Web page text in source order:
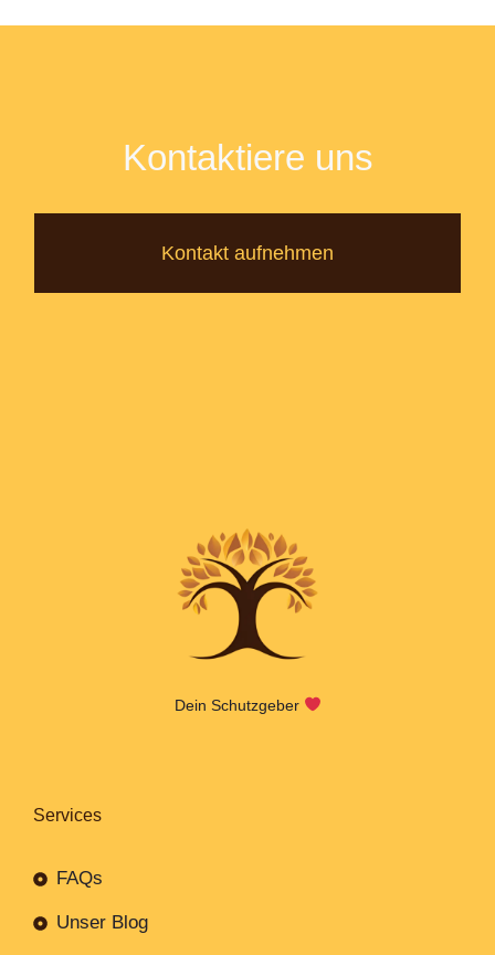
Kontaktiere uns
Kontakt aufnehmen
Dein Schutzgeber
Services
FAQs
Unser Blog